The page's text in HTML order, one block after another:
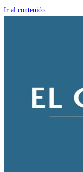
Ir al contenido